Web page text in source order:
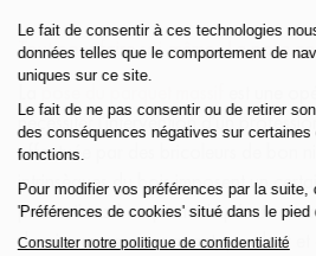
Tout pour faire soi-même : La pose
pose du parquet massif
nécessiter l'intervention d'un
effectuée par des bricoleurs de bon
intrinsèques du bois imposent un
précautions à respecter
de mise en œuvre : avant, pendant et